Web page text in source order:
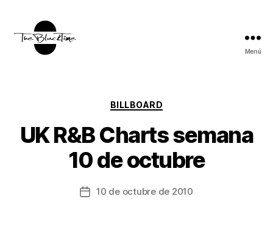
Menú
Categorías
BILLBOARD
UK R&B Charts semana
10 de octubre
Fecha10 de octubre de 2010